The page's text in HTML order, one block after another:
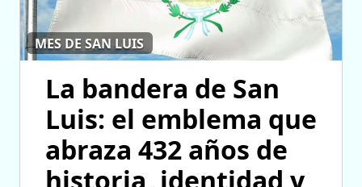
MES DE SAN LUIS
La bandera de San
Luis: el emblema que
abraza 432 años de